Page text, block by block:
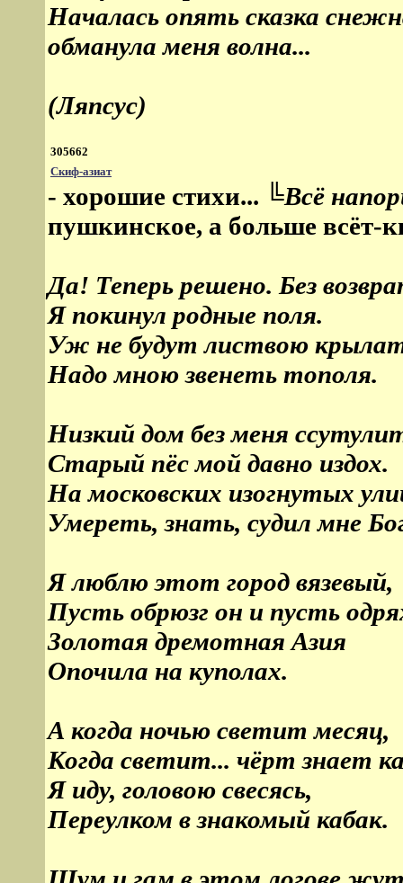
Началась опять сказка
обманула меня волна...
(Ляпсус)
305662
Скиф-азиат
- хорошие стихи... ╚Всё
пушкинское, а больше всёт-
Да! Теперь решено. Без
Я покинул родные поля.
Уж не будут листвою
Надо мною звенеть тополя.
Низкий дом без меня
Старый пёс мой давно издох.
На московских изогнутых
Умереть, знать, судил мне
Я люблю этот город вязевый,
Пусть обрюзг он и пусть
Золотая дремотная Азия
Опочила на куполах.
А когда ночью светит месяц,
Когда светит... чёрт знает
Я иду, головою свесясь,
Переулком в знакомый кабак.